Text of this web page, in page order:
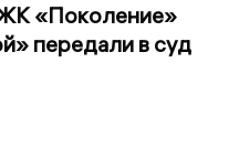
«Поколение»
передали в суд